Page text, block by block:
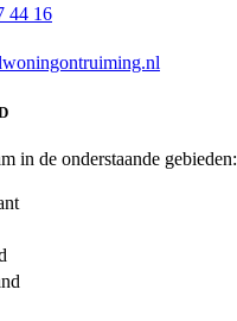
44 16
in de onderstaande gebieden: